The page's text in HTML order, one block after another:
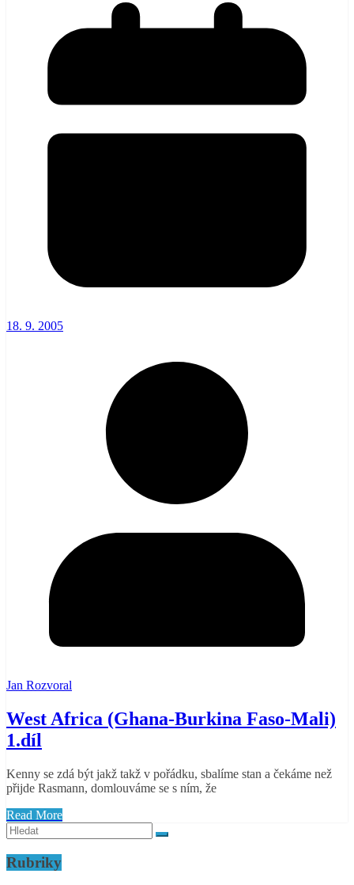
18. 9. 2005
Jan Rozvoral
West Africa (Ghana-Burkina Faso-Mali)
1.díl
Kenny se zdá být jakž takž v pořádku, sbalíme stan a čekáme než
přijde Rasmann, domlouváme se s ním, že
Read More
Rubriky